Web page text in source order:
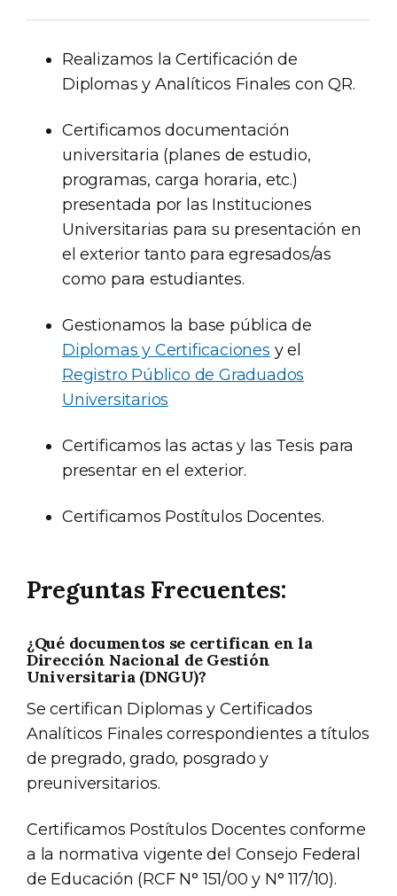
Realizamos la Certificación de
Diplomas y Analíticos Finales con QR.
Certificamos documentación
universitaria (planes de estudio,
programas, carga horaria, etc.)
presentada por las Instituciones
Universitarias para su presentación en
el exterior tanto para egresados/as
como para estudiantes.
Gestionamos la base pública de
Diplomas y Certificaciones y el
Registro Público de Graduados
Universitarios
Certificamos las actas y las Tesis para
presentar en el exterior.
Certificamos Postítulos Docentes.
Preguntas Frecuentes:
¿Qué documentos se certifican en la
Dirección Nacional de Gestión
Universitaria (DNGU)?
Se certifican Diplomas y Certificados
Analíticos Finales correspondientes a títulos
de pregrado, grado, posgrado y
preuniversitarios.
Certificamos Postítulos Docentes conforme
a la normativa vigente del Consejo Federal
de Educación (RCF N° 151/00 y N° 117/10).